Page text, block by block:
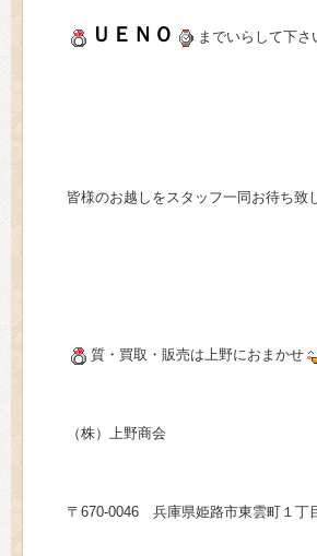
ＵＥＮＯ までいらして下さ
皆様のお越しをスタッフ一同お待ち致
質・買取・販売は上野におまかせ
（株）上野商会
〒670-0046 兵庫県姫路市東雲町１丁